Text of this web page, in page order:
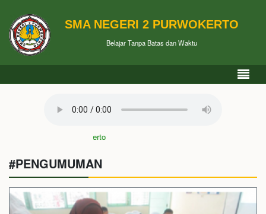
SMA NEGERI 2 PURWOKERTO
Belajar Tanpa Batas dan Waktu
Mars SMAN 2 Purwokerto
#PENGUMUMAN